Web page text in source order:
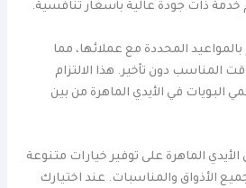
ذات جودة عالية بأسعار تنافسية.
بالمواعيد المحددة مع عملائها، مما
المناسب دون تأخير. هذا الالتزام
البويات في الأيدي الماهرة من بين
الماهرة على توفير خيارات متنوعة
الأذواق والمناسبات. عند اختيارك